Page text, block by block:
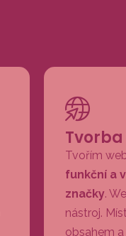
Tvořím
funkční a
značky.
nástroj.
obsahem